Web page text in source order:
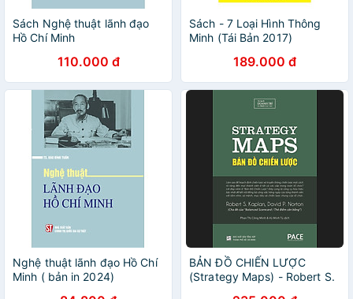
Sách Nghệ thuật lãnh đạo
Hồ Chí Minh
110.000 đ
Sách - 7 Loại Hình Thông
Minh (Tái Bản 2017)
189.000 đ
Nghệ thuật lãnh đạo Hồ Chí
Minh ( bản in 2024)
BẢN ĐỒ CHIẾN LƯỢC
(Strategy Maps) - Robert S.